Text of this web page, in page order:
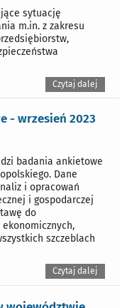
sytuację
m.in. z zakresu
Czytaj dalej
- wrzesień 2023
badania ankietowe
Dane
i opracowań
i gospodarczej
do
szczeblach
Czytaj dalej